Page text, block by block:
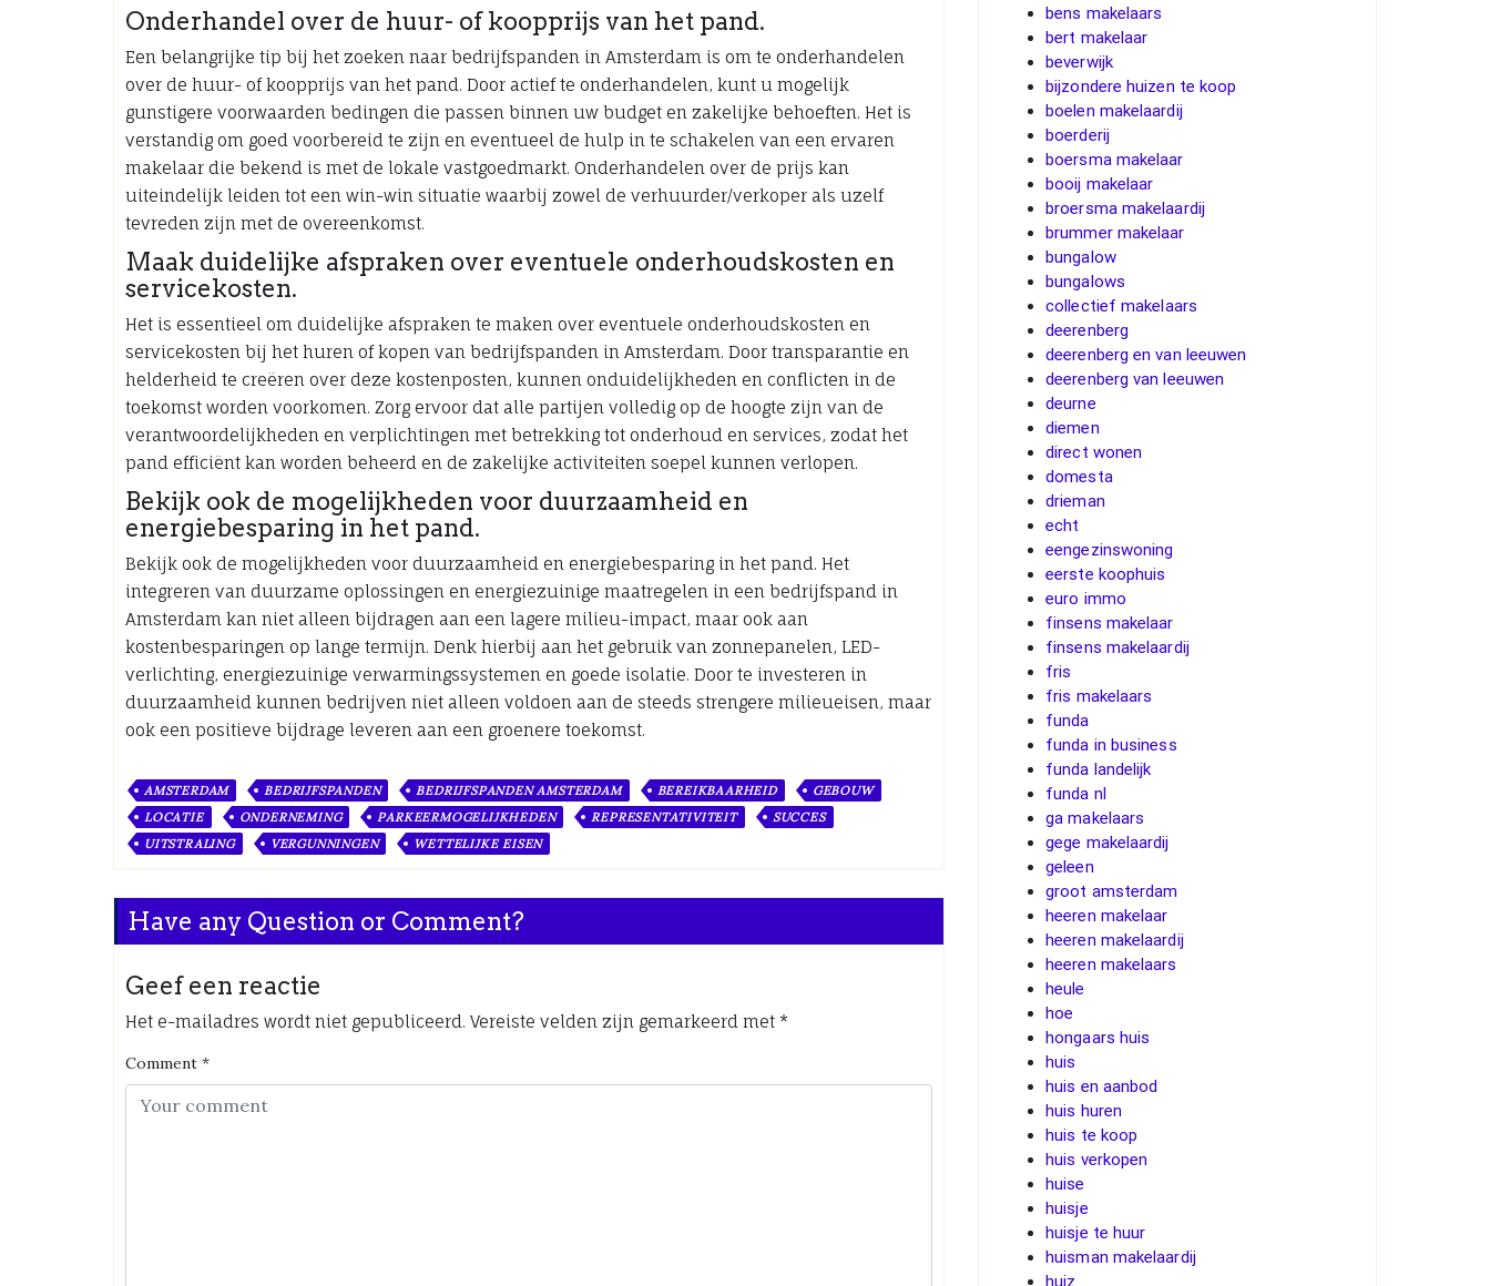
Onderhandel over de huur- of koopprijs van het pand.
Een belangrijke tip bij het zoeken naar bedrijfspanden in Amsterdam is om te onderhandelen
over de huur- of koopprijs van het pand. Door actief te onderhandelen, kunt u mogelijk
gunstigere voorwaarden bedingen die passen binnen uw budget en zakelijke behoeften. Het is
verstandig om goed voorbereid te zijn en eventueel de hulp in te schakelen van een ervaren
makelaar die bekend is met de lokale vastgoedmarkt. Onderhandelen over de prijs kan
uiteindelijk leiden tot een win-win situatie waarbij zowel de verhuurder/verkoper als uzelf
tevreden zijn met de overeenkomst.
Maak duidelijke afspraken over eventuele onderhoudskosten en
servicekosten.
Het is essentieel om duidelijke afspraken te maken over eventuele onderhoudskosten en
servicekosten bij het huren of kopen van bedrijfspanden in Amsterdam. Door transparantie en
helderheid te creëren over deze kostenposten, kunnen onduidelijkheden en conflicten in de
toekomst worden voorkomen. Zorg ervoor dat alle partijen volledig op de hoogte zijn van de
verantwoordelijkheden en verplichtingen met betrekking tot onderhoud en services, zodat het
pand efficiënt kan worden beheerd en de zakelijke activiteiten soepel kunnen verlopen.
Bekijk ook de mogelijkheden voor duurzaamheid en
energiebesparing in het pand.
Bekijk ook de mogelijkheden voor duurzaamheid en energiebesparing in het pand. Het
integreren van duurzame oplossingen en energiezuinige maatregelen in een bedrijfspand in
Amsterdam kan niet alleen bijdragen aan een lagere milieu-impact, maar ook aan
kostenbesparingen op lange termijn. Denk hierbij aan het gebruik van zonnepanelen, LED-
verlichting, energiezuinige verwarmingssystemen en goede isolatie. Door te investeren in
duurzaamheid kunnen bedrijven niet alleen voldoen aan de steeds strengere milieueisen, maar
ook een positieve bijdrage leveren aan een groenere toekomst.
AMSTERDAM BEDRIJFSPANDEN BEDRIJFSPANDEN AMSTERDAM BEREIKBAARHEID
GEBOUW
LOCATIE
ONDERNEMING PARKEERMOGELIJKHEDEN REPRESENTATIVITEIT
SUCCES
UITSTRALING
VERGUNNINGEN WETTELIJKE EISEN
Have any Question or Comment?
Geef een reactie
Het e-mailadres wordt niet gepubliceerd. Vereiste velden zijn gemarkeerd met *
Comment *
bens makelaars
bert makelaar
beverwijk
bijzondere huizen te koop
boelen makelaardij
boerderij
boersma makelaar
booij makelaar
broersma makelaardij
brummer makelaar
bungalow
bungalows
collectief makelaars
deerenberg
deerenberg en van leeuwen
deerenberg van leeuwen
deurne
diemen
direct wonen
domesta
drieman
echt
eengezinswoning
eerste koophuis
euro immo
finsens makelaar
finsens makelaardij
fris
fris makelaars
funda
funda in business
funda landelijk
funda nl
ga makelaars
gege makelaardij
geleen
groot amsterdam
heeren makelaar
heeren makelaardij
heeren makelaars
heule
hoe
hongaars huis
huis
huis en aanbod
huis huren
huis te koop
huis verkopen
huise
huisje
huisje te huur
huisman makelaardij
huiz